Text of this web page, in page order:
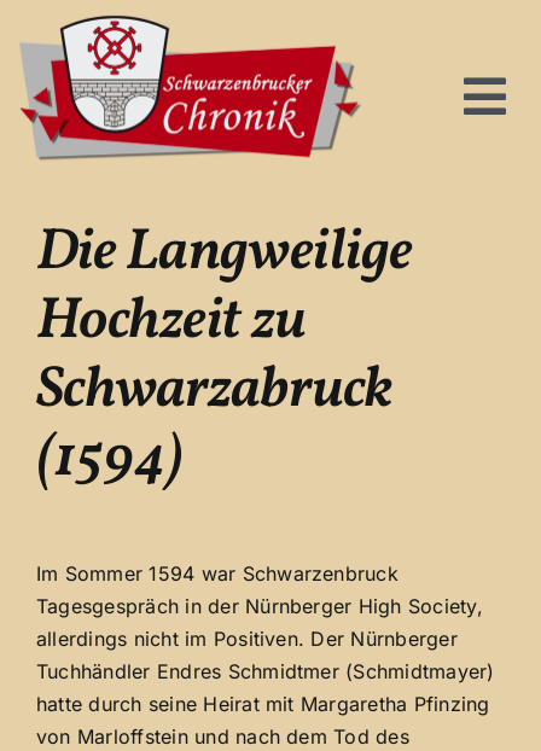
Inhalt
springen
Die Gemeinde
Über uns
Die Langweilige
Hochzeit zu
Schwarzabruck
(1594)
Im Sommer 1594 war Schwarzenbruck
Tagesgespräch in der Nürnberger High Society,
allerdings nicht im Positiven. Der Nürnberger
Tuchhändler Endres Schmidtmer (Schmidtmayer)
hatte durch seine Heirat mit Margaretha Pfinzing
von Marloffstein und nach dem Tod des